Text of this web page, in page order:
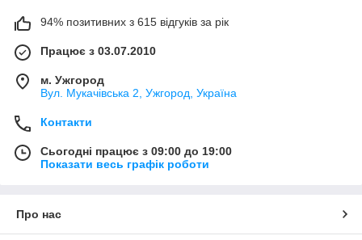
94% позитивних з 615 відгуків за рік
Працює з 03.07.2010
м. Ужгород
Вул. Мукачівська 2, Ужгород, Україна
Контакти
Сьогодні працює з 09:00 до 19:00
Показати весь графік роботи
Про нас